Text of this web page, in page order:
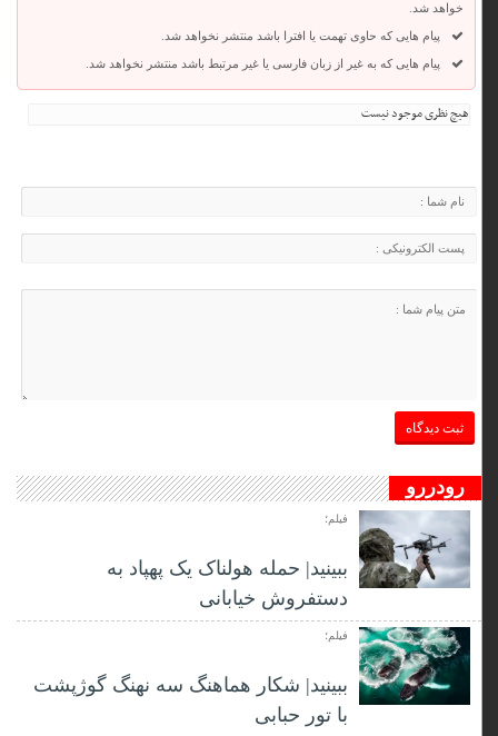
خواهد شد.
پیام هایی که حاوی تهمت یا افترا باشد منتشر نخواهد شد.
پیام هایی که به غیر از زبان فارسی یا غیر مرتبط باشد منتشر نخواهد شد.
هیچ نظری موجود نیست
رودررو
فیلم؛
ببینید| حمله هولناک یک پهپاد به
دستفروش خیابانی
فیلم؛
ببینید| شکار هماهنگ سه نهنگ گوژپشت
با تور حبابی